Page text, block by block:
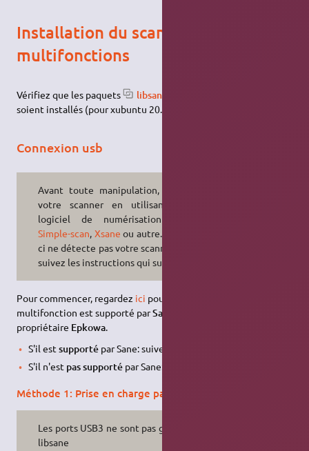
Installation du scanner pour les
multifonctions
Vérifiez que les paquets libsane-extras,sane-utils,xsltproc
soient installés (pour xubuntu 20.04, libsane-extras ?).
Connexion usb
Avant toute manipulation, essayez
votre scanner en utilisant votre
logiciel de numérisation favori,
Simple-scan, Xsane ou autre. Si celui-
ci ne détecte pas votre scanner, alors
suivez les instructions qui suivent.
Pour commencer, regardez ici pour voir si le scanner de votre
multifonction est supporté parSane
propriétaire Epkowa.
S'il est supportépar Sane: suivez la
S'il n'est pas supportépar Sane: suivez la
Méthode 1: Prise en charge par Sane
Les ports USB3 ne sont pas gérés par
libsane